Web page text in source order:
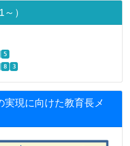
）
5
8 3
実現に向けた教育長メ